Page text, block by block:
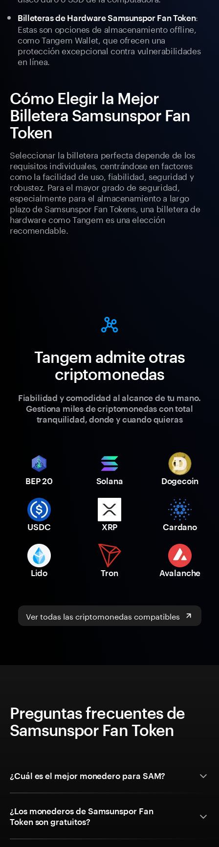
Billeteras de Hardware Samsunspor Fan Token:
Estas son opciones de almacenamiento offline,
como Tangem Wallet, que ofrecen una
protección excepcional contra vulnerabilidades
en línea.
Cómo Elegir la Mejor
Billetera Samsunspor Fan
Token
Seleccionar la billetera perfecta depende de los
requisitos individuales, centrándose en factores
como la facilidad de uso, fiabilidad, seguridad y
robustez. Para el mayor grado de seguridad,
especialmente para el almacenamiento a largo
plazo de Samsunspor Fan Tokens, una billetera de
hardware como Tangem es una elección
recomendable.
Tangem admite otras
criptomonedas
Fiabilidad y comodidad al alcance de tu mano.
Gestiona miles de criptomonedas con total
tranquilidad, donde y cuando quieras
BEP 20 Solana Dogecoin
USDC XRP Cardano
Lido Tron Avalanche
Ver todas las criptomonedas compatibles
Preguntas frecuentes de
Samsunspor Fan Token
¿Cuál es el mejor monedero para SAM?
¿Los monederos de Samsunspor Fan
Token son gratuitos?